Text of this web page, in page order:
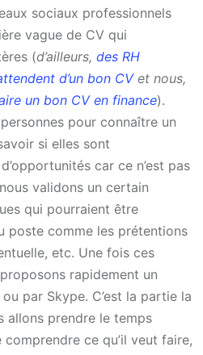
sociaux professionnels
vague de CV qui
(d’ailleurs, des RH
d’un bon CVet nous,
un bon CV en finance).
pour connaître un
si elles sont
car ce n’est pas
validons un certain
qui pourraient être
poste comme les prétentions
etc. Une fois ces
rapidement un
par Skype. C’est la partie la
allons prendre le temps
comprendre ce qu’il veut faire,